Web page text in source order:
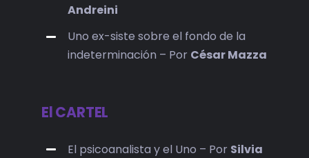
Andreini
Uno ex-siste sobre el fondo de la
indeterminación – Por César Mazza
El CARTEL
El psicoanalista y el Uno – Por Silvia